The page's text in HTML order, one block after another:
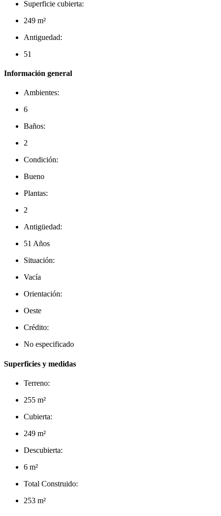
Superficie cubierta:
249 m²
Antiguedad:
51
Información general
Ambientes:
6
Baños:
2
Condición:
Bueno
Plantas:
2
Antigüedad:
51 Años
Situación:
Vacía
Orientación:
Oeste
Crédito:
No especificado
Superficies y medidas
Terreno:
255 m²
Cubierta:
249 m²
Descubierta:
6 m²
Total Construido:
253 m²